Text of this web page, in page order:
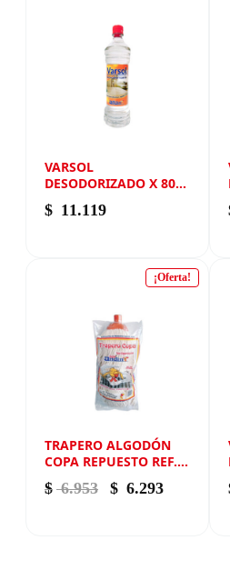
VARSOL
DESODORIZADO X 800
ML NEW ANDIN
$ 11.119
¡Oferta!
TRAPERO ALGODÓN
COPA REPUESTO REF.
700 NEW ANDIN
$ 6.953 El precio original
$ 6.293El precio